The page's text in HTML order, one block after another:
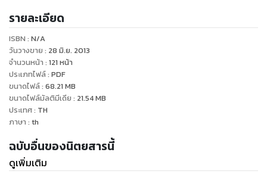
• นำเสนอข้อมูลทางการตลาดอุตสาหกรรมที่ครอบคลุมรอบด้าน
และผสมผสานกับการบริหารการจัดการในด้านอื่นๆ ตอบโจทย์การ
สื่อสารประชาสัมพันธ์ต่อยอดธุรกิจ ยกระดับภาพลักษณ์องค์กร
และตัวสินค้าให้เป็นที่รู้จักมากขึ้นและตอบโจทย์ตรงกับความ
ต้องการของผู้บริโภค
• สะท้อนมุมมองการบริหารและวิสัยทัศน์ระดับนักธุรกิจแถวหน้า
ของเมืองไทยในทุกอุตสาหกรรม สังคมข่าวและความเคลื่อนไหว
Movement ของคนกลุ่มอุตสาหกรรม / Product / Event / Pr
ในทุกแวดวงธุรกิจ
• อ่านเล่มเดียว คุ้ม รู้ทุกเรื่อง รู้จริง รู้ลึก ในสิ่งที่นักบริหารควรรู้
รายละเอียด
ISBN : N/A
วันวางขาย : 28 มิ.ย. 2013
จำนวนหน้า : 121 หน้า
ประเภทไฟล์: PDF
ขนาดไฟล์: 68.21 MB
ขนาดไฟล์มัลติมีเดีย : 21.54MB
ประเทศ: TH
ภาษา : th
ฉบับอื่นของนิตยสารนี้
ดูเพิ่มเติม